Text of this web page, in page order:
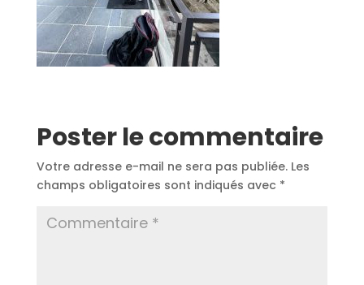
Poster le commentaire
Votre adresse e-mail ne sera pas publiée. Les
champs obligatoires sont indiqués avec *